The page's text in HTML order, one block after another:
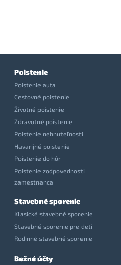
Poistenie
Poistenie auta
Cestovné poistenie
Životné poistenie
Zdravotné poistenie
Poistenie nehnuteľnosti
Havarijné poistenie
Poistenie do hôr
Poistenie zodpovednosti
zamestnanca
Stavebné sporenie
Klasické stavebné sporenie
Stavebné sporenie pre deti
Rodinné stavebné sporenie
Bežné účty